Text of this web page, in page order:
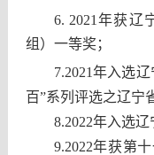
6. 2021 年获辽
组）一等奖；
7.2021年入选辽
百”系列评选之辽宁
8.2022年入选辽
9.2022年获第